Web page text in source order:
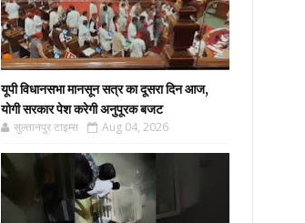
यूपी विधानसभा मानसून सत्र का दूसरा दिन आज,
योगी सरकार पेश करेगी अनुपूरक बजट
सुल्तानपुर टाइम्स Aug 04, 2026